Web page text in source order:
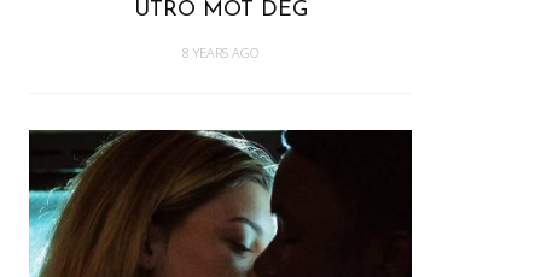
UTRO MOT DEG
8 YEARS AGO